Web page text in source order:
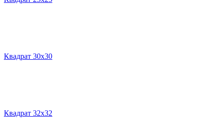
Квадрат 30х30
Квадрат 32х32